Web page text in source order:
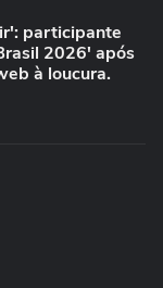
participante
2026' após
à loucura.